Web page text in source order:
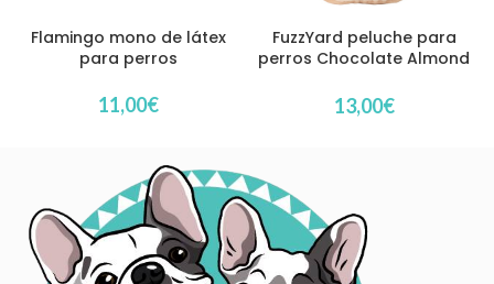
Flamingo mono de látex
para perros
11,00€
FuzzYard peluche para
perros Chocolate Almond
13,00€